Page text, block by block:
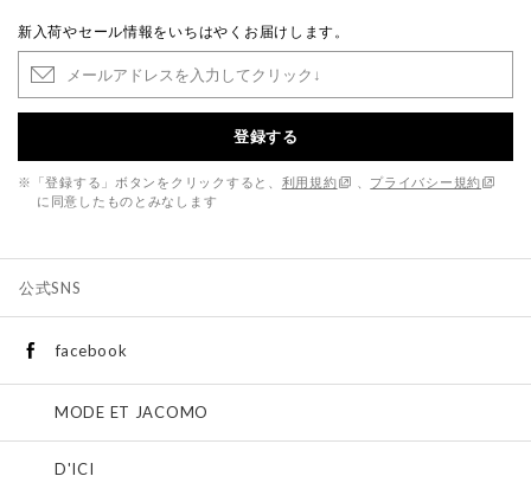
新入荷やセール情報をいちはやくお届けします。
登録する
※「登録する」ボタンをクリックすると、 利用規約
プライバシー規約
に同意したものとみなします
公式SNS
facebook
MODE ET JACOMO
D'ICI